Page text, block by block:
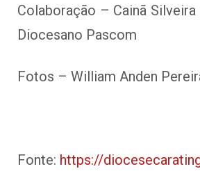
Colaboração – Cainã
Diocesano Pascom
Fotos – William Anden
Fonte: https://